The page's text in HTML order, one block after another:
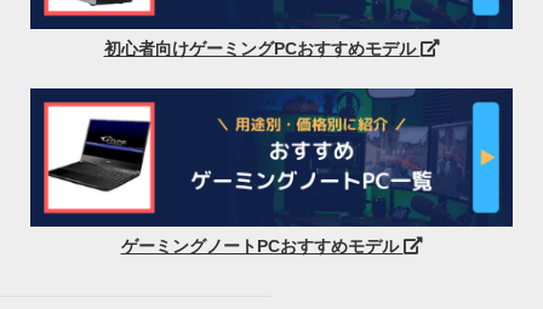
初心者向けゲーミングPCおすすめモデル
ゲーミングノートPCおすすめモデル